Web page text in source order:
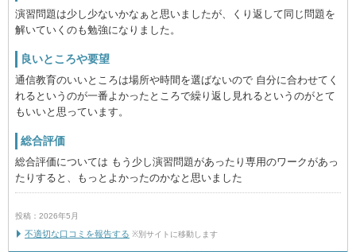
演習問題は少し少ないかなぁと思いましたが、くり返して同じ問題を
解いていくのも勉強になりました。
良いところや要望
通信教育のいいところは場所や時間を選ばないので 自分に合わせてく
れるというのが一番よかったところで繰り返し見れるというのがとて
もいいと思っています。
総合評価
総合評価については もう少し演習問題があったり専用のワークがあっ
たりすると、もっとよかったのかなと思いました
投稿：2026年5月
不適切な口コミを報告する ※別サイトに移動します